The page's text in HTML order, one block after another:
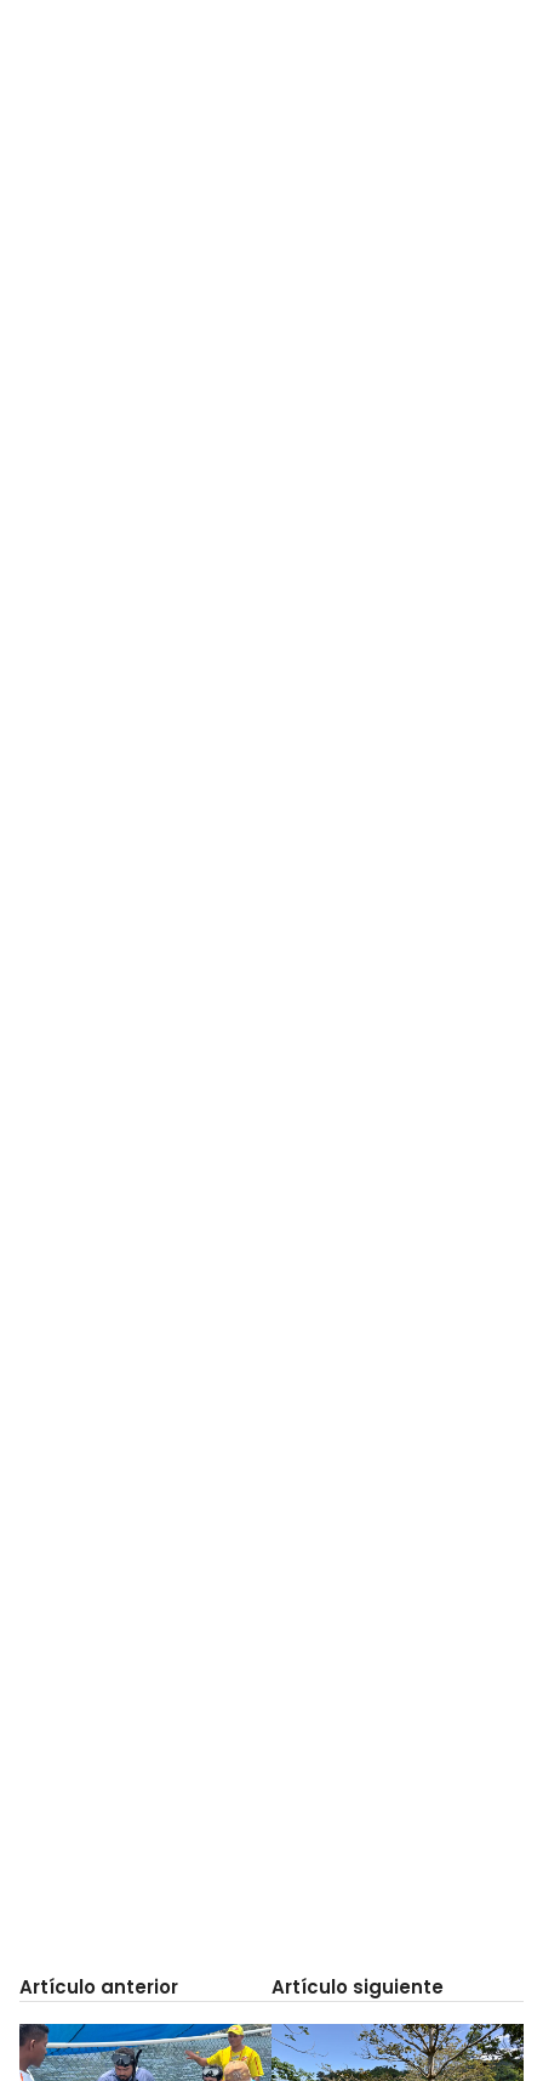
Artículo anterior Artículo siguiente